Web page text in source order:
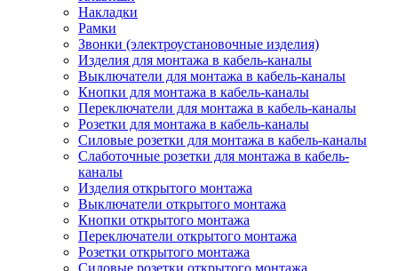
Накладки
Рамки
Звонки (электроустановочные изделия)
Изделия для монтажа в кабель-каналы
Выключатели для монтажа в кабель-каналы
Кнопки для монтажа в кабель-каналы
Переключатели для монтажа в кабель-каналы
Розетки для монтажа в кабель-каналы
Силовые розетки для монтажа в кабель-каналы
Слаботочные розетки для монтажа в кабель-
каналы
Изделия открытого монтажа
Выключатели открытого монтажа
Кнопки открытого монтажа
Переключатели открытого монтажа
Розетки открытого монтажа
Силовые розетки открытого монтажа